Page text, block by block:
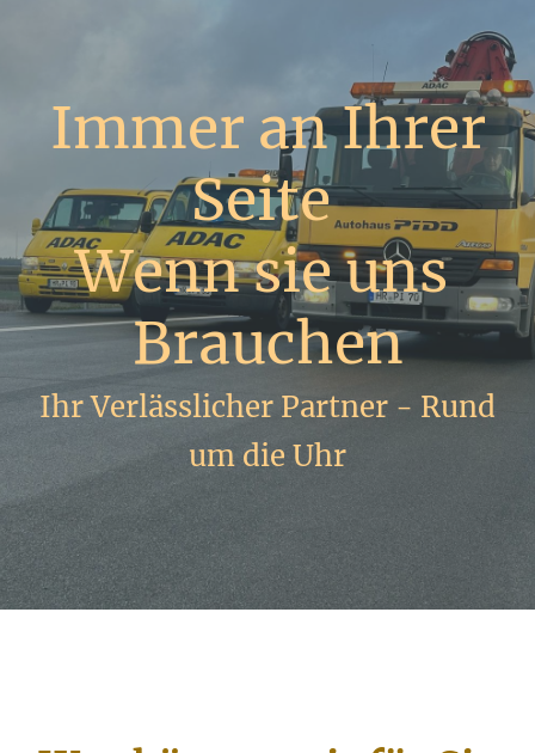
Immer an Ihrer
Seite
Wenn sie uns
Brauchen
Ihr Verlässlicher Partner - Rund
um die Uhr